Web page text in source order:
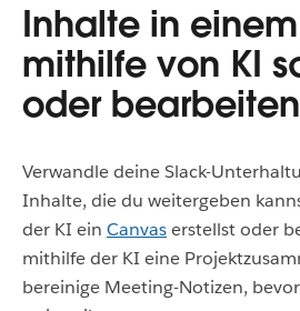
Inhalte in
mithilfe von KI
oder bearbeiten
Verwandle deine Slack-
Inhalte, die du weitergeben
der KI ein Canvaserstellst oder
mithilfe der KI eine
bereinige Meeting-Notizen,